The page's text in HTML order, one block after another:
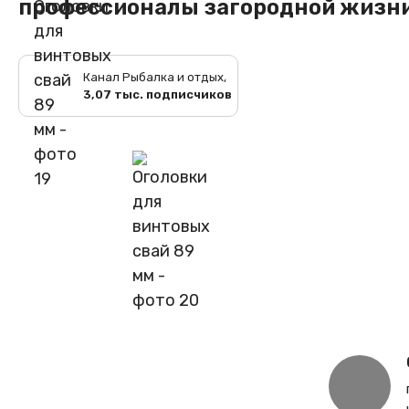
профессионалы загородной
Канал Рыбалка и отдых,
3,07 тыс. подписчиков